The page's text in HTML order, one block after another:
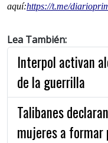
aquí:https://t.me/
Lea También:
Interpol activan
de la guerrilla
Talibanes
mujeres a formar